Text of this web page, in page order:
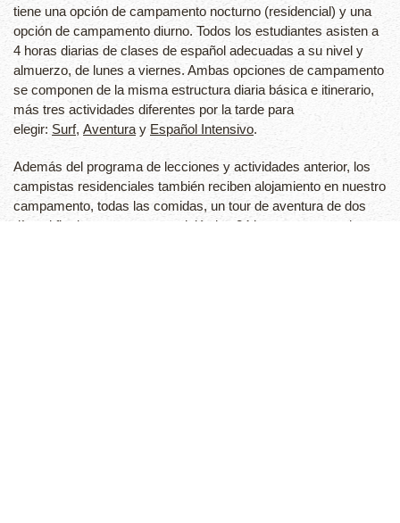
tiene una opción de campamento nocturno (residencial) y una
opción de campamento diurno. Todos los estudiantes asisten a
4 horas diarias de clases de español adecuadas a su nivel y
almuerzo, de lunes a viernes. Ambas opciones de campamento
se componen de la misma estructura diaria básica e itinerario,
más tres actividades diferentes por la tarde para
elegir: Surf, Aventura y Español Intensivo.
Además del programa de lecciones y actividades anterior, los
campistas residenciales también reciben alojamiento en nuestro
campamento, todas las comidas, un tour de aventura de dos
días el fin de semana, supervisión las 24 horas y seguro de